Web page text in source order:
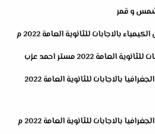
بالاجابات للثانوية العامة 2022 م
العامة 2022 مستر احمد عزب
مراجعة ليلة الامتحان في الجغرافيا بالاجابات للثانوية العامة 2022
مراجعة ليلة الامتحان في الجغرافيا بالاجابات للثانوية العامة 2022 م